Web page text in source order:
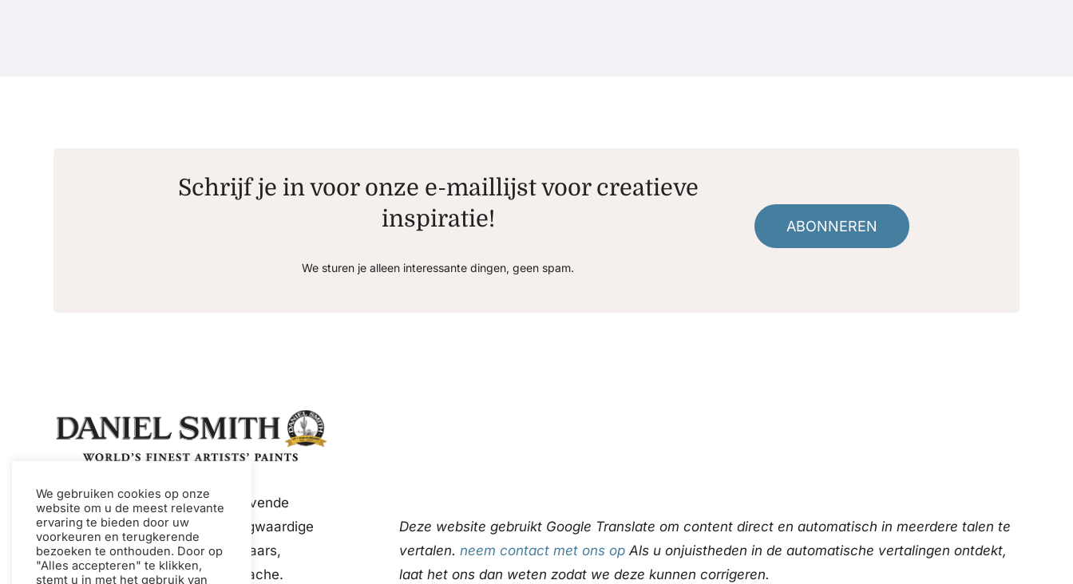
Schrijf je in voor onze e-maillijst voor creatieve
inspiratie!
We sturen je alleen interessante dingen, geen spam.
ABONNEREN
Daniel Smith is een toonaangevende
wereldwijde fabrikant van hoogwaardige
verf en mediums voor kunstenaars,
waaronder aquarelverf en gouache.
Deze website gebruikt Google Translate om content direct en automatisch in meerdere talen te
vertalen.neem contact met ons op Als u onjuistheden in de automatische vertalingen ontdekt,
laat het ons dan weten zodat we deze kunnen corrigeren.
We gebruiken cookies op onze
website om u de meest relevante
ervaring te bieden door uw
voorkeuren en terugkerende
bezoeken te onthouden. Door op
"Alles accepteren" te klikken,
stemt u in met het gebruik van